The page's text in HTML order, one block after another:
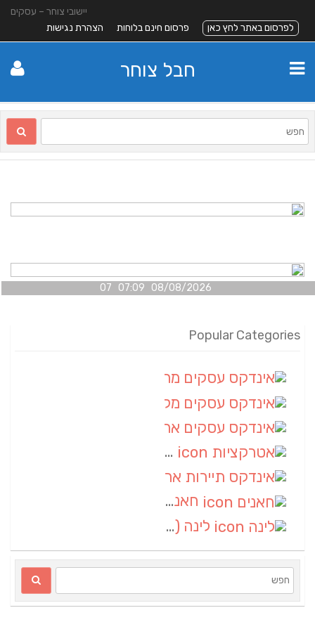
יישובי צוחר – עסקים
לפרסום באתר לחץ כאן
פרסום חינם בלוחות הצהרת נגישות
חבל צוחר
08/08/2026 07:09 07
Popular Categories
אטרקציות
חאנים
לינה (1)